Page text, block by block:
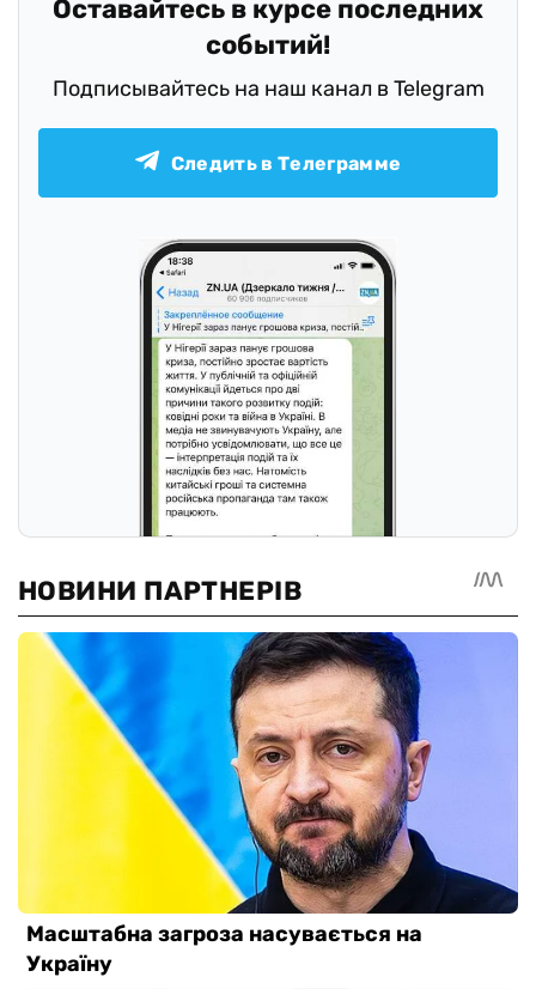
Оставайтесь в курсе последних
событий!
Подписывайтесь на наш канал в Telegram
Следить в Телеграмме